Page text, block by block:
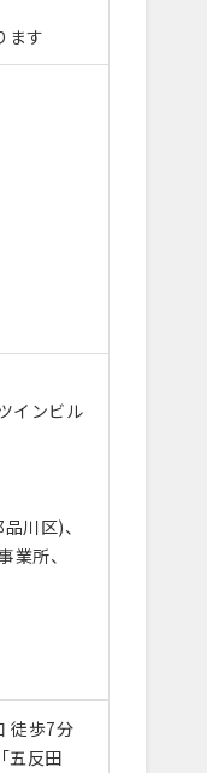
ます
インビル
川区)、
業所、
徒歩7分
五反田